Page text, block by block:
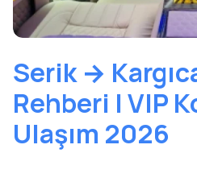
Serik →
Rehberi | VIP
Ulaşım 2026